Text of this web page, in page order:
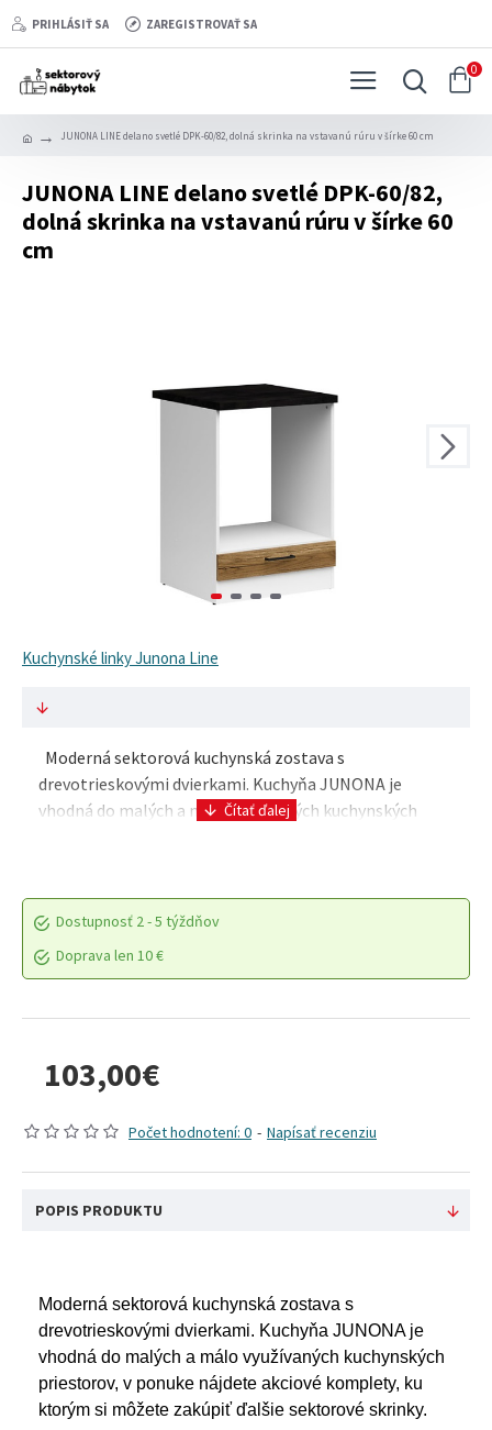
PRIHLÁSIŤ SA ZAREGISTROVAŤ SA
0
JUNONA LINE delano svetlé DPK-60/82, dolná skrinka na vstavanú rúru v šírke 60 cm
JUNONA LINE delano svetlé DPK-60/82,
dolná skrinka na vstavanú rúru v šírke 60
cm
Kuchynské linky Junona Line
Moderná sektorová kuchynská zostava s
drevotrieskovými dvierkami. Kuchyňa JUNONA je
vhodná do malých a málo využívaných kuchynských
Dostupnosť 2 - 5 týždňov
Doprava len 10 €
Počet hodnotení: 0 - Napísať recenziu
103,00€
POPIS PRODUKTU
Moderná sektorová kuchynská zostava s
drevotrieskovými dvierkami. Kuchyňa JUNONA je
vhodná do malých a málo využívaných kuchynských
priestorov, v ponuke nájdete akciové komplety, ku
ktorým si môžete zakúpiť ďalšie sektorové skrinky.